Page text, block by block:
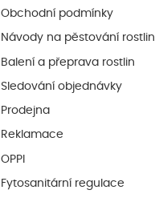
Obchodní podmínky
Návody na pěstování rostlin
Balení a přeprava rostlin
Sledování objednávky
Prodejna
Reklamace
OPPI
Fytosanitární regulace